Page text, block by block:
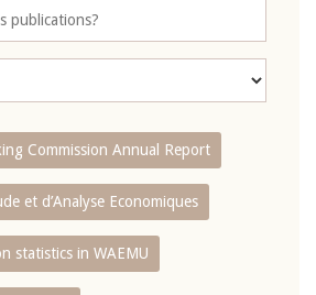
Commission Annual Report
et d’Analyse Economiques
statistics in WAEMU